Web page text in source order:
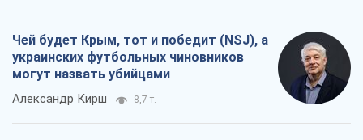
Чей будет Крым, тот и победит (NSJ), а
украинских футбольных чиновников
могут назвать убийцами
Александр Кирш 8,7 т.